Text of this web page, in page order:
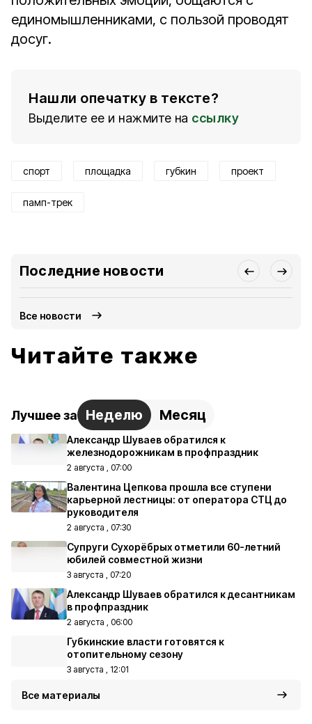
единомышленниками, с пользой проводят
досуг.
Нашли опечатку в тексте?
Выделите ее и нажмите на ссылку
спорт площадка губкин проект
памп-трек
Последние новости
Все новости
Читайте также
Лучшее за Неделю Месяц
Александр Шуваев обратился к
железнодорожникам в профпраздник
2 августа , 07:00
Валентина Цепкова прошла все ступени
карьерной лестницы: от оператора СТЦ до
руководителя
2 августа , 07:30
Супруги Сухорёбрых отметили 60-летний
юбилей совместной жизни
3 августа , 07:20
Александр Шуваев обратился к десантникам
в профпраздник
2 августа , 06:00
Губкинские власти готовятся к
отопительному сезону
3 августа , 12:01
Все материалы